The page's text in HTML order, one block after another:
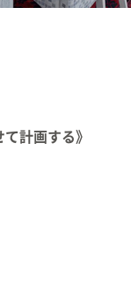
計画する》